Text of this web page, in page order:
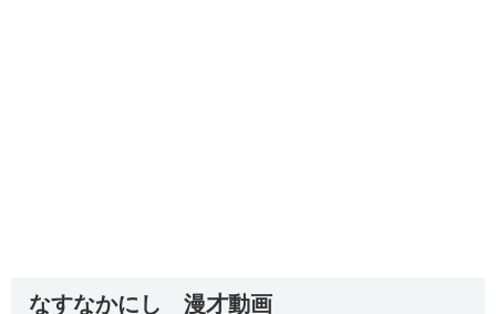
なすなかにし 漫才動画